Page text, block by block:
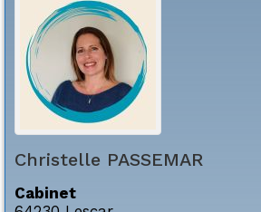
Christelle PASSEMAR
Cabinet